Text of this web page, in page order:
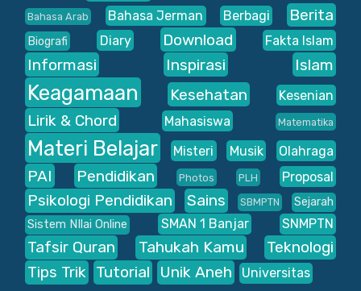
Bahasa Arab Bahasa Jerman Berbagi Berita
Biografi Diary Download Fakta Islam
Informasi Inspirasi Islam
Keagamaan Kesehatan Kesenian
Lirik & Chord Mahasiswa Matematika
Materi Belajar Misteri Musik Olahraga
PAI Pendidikan Photos PLH Proposal
Psikologi Pendidikan Sains SBMPTN
Sejarah
Sistem NIlai Online
SMAN 1 Banjar SNMPTN
Tafsir Quran Tahukah Kamu
Teknologi
Tips Trik Tutorial Unik Aneh Universitas